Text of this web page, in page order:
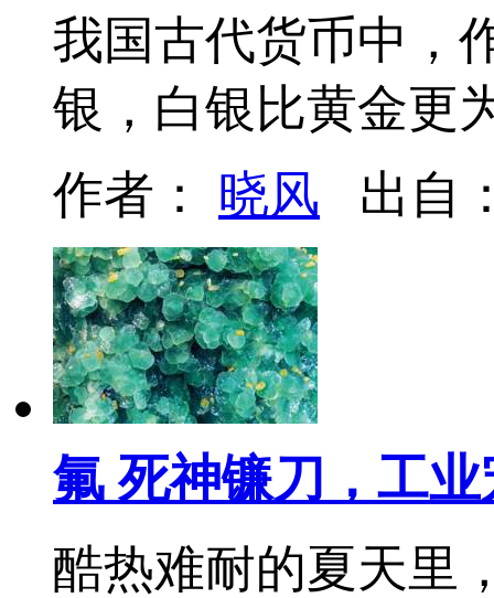
我国古代货币中，
银，白银比黄金更
作者： 晓风 出自
氟 死神镰刀，工业
酷热难耐的夏天里